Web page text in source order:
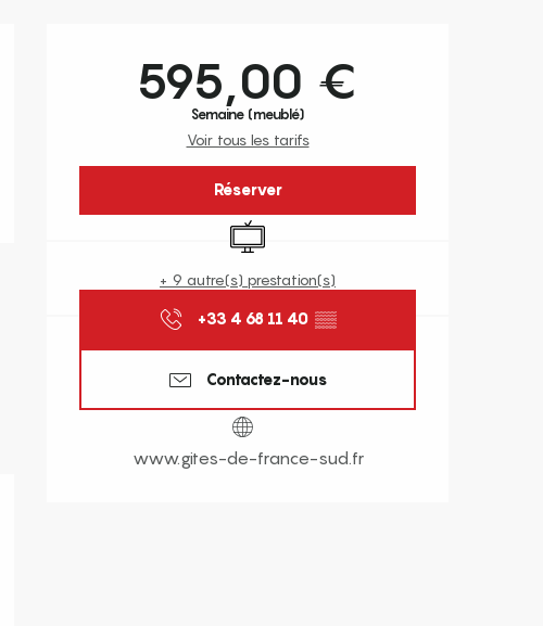
595,00 €
Semaine (meublé)
Voir tous les tarifs
Réserver
Télévision
+ 9 autre(s) prestation(s)
+33 4 68 11 40 ▒▒
Contactez-nous
www.gites-de-france-sud.fr